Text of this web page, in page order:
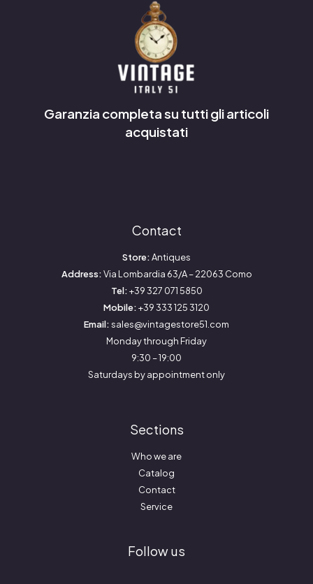
Garanzia completa su tutti gli articoli
acquistati
Contact
Store:Antiques
Address:Via Lombardia 63/A – 22063 Como
Tel:+39 327 071 5850
Mobile:+39 333 125 3120
Email:sales@vintagestore51.com
Monday through Friday
9:30 – 19:00
Saturdays by appointment only
Sections
Who we are
Catalog
Contact
Service
Follow us